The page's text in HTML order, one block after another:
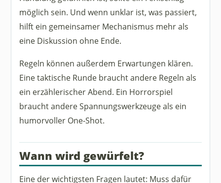
möglich sein. Und wenn unklar ist, was passiert,
hilft ein gemeinsamer Mechanismus mehr als
eine Diskussion ohne Ende.
Regeln können außerdem Erwartungen klären.
Eine taktische Runde braucht andere Regeln als
ein erzählerischer Abend. Ein Horrorspiel
braucht andere Spannungswerkzeuge als ein
humorvoller One-Shot.
Wann wird gewürfelt?
Eine der wichtigsten Fragen lautet: Muss dafür